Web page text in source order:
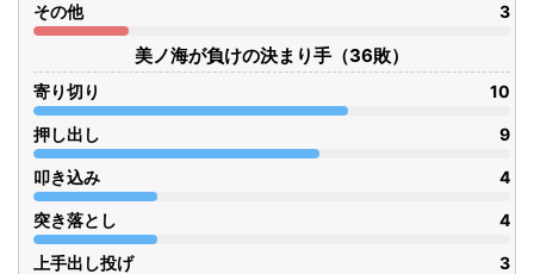
その他 3
美ノ海が負けの決まり手（36敗）
寄り切り 10
押し出し 9
叩き込み 4
突き落とし 4
上手出し投げ 3